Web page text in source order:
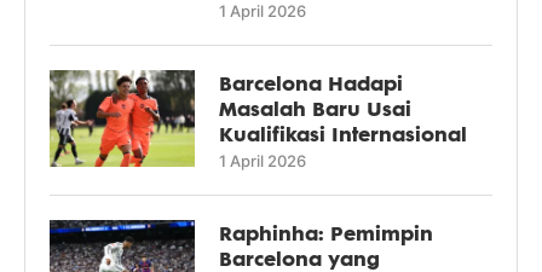
1 April 2026
Barcelona Hadapi
Masalah Baru Usai
Kualifikasi Internasional
1 April 2026
Raphinha: Pemimpin
Barcelona yang